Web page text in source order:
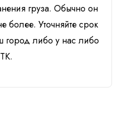
груза. Обычно он
более. Уточняйте срок
город либо у нас либо